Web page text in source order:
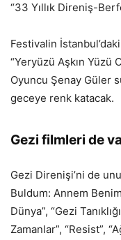
“33 Yıllık Direniş-
Festivalin
“Yeryüzü Aşkın Yüzü
Oyuncu Şenay Güler
geceye renk katacak.
Gezi filmleri de
Gezi Direnişi’ni de
Buldum: Annem
Dünya”, “Gezi
Zamanlar”, “Resist”,